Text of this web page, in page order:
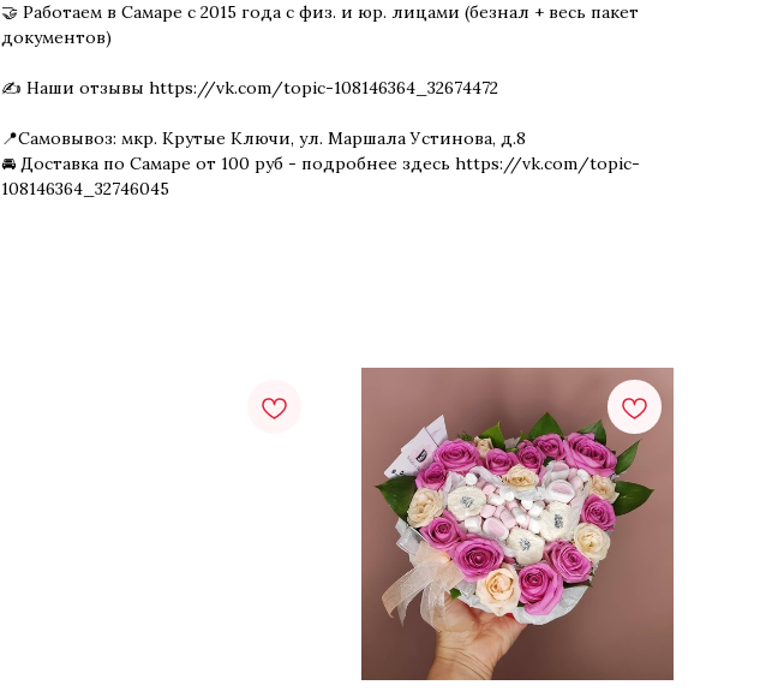
🤝 Работаем в Самаре с 2015 года с физ. и юр. лицами (безнал + весь пакет
документов)
✍ Наши отзывы https://vk.com/topic-108146364_32674472
📍Самовывоз: мкр. Крутые Ключи, ул. Маршала Устинова, д.8
🚘 Доставка по Самаре от 100 руб - подробнее здесь https://vk.com/topic-
108146364_32746045